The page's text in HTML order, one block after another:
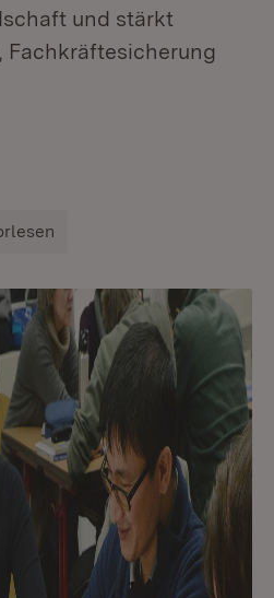
und stärkt
Fachkräftesicherung